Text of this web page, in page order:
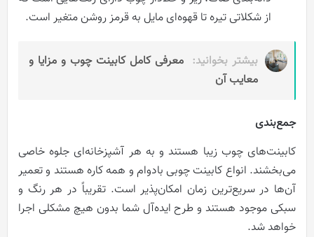
از شکلاتی تیره تا قهوه‌ای مایل به قرمز روشن متغیر است.
بیشتر بخوانید: معرفی کامل کابینت چوب و مزایا و
معایب آن
جمع‌بندی
کابینت‌های چوب زیبا هستند و به هر آشپزخانه‌ای جلوه خاصی
می‌بخشند. انواع کابینت‌ چوبی بادوام و همه کاره هستند و تعمیر
آن‌ها در سریع‌ترین زمان امکان‌پذیر است. تقریباً در هر رنگ و
سبکی موجود هستند و طرح ایده‌آل شما بدون هیچ مشکلی اجرا
خواهد شد.